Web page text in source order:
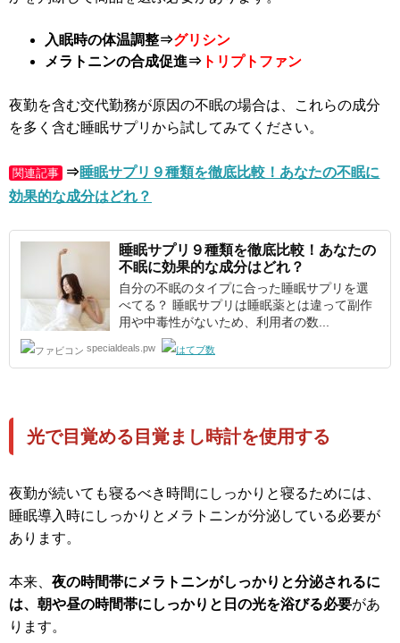
入眠時の体温調整⇒グリシン
メラトニンの合成促進⇒ トリプトファン
夜勤を含む交代勤務が原因の不眠の場合は、これらの成分
を多く含む睡眠サプリから試してみてください。
関連記事 ⇒睡眠サプリ９種類を徹底比較！あなたの不眠に
効果的な成分はどれ？
睡眠サプリ ９種類を徹底比較！あなたの
不眠に効果的な成分はどれ？
自分の不眠のタイプに合った睡眠サプリを選
べてる？ 睡眠サプリは睡眠薬とは違って副作
用や中毒性がないため、利用者の数...
specialdeals.pw
光で目覚める目覚まし時計を使用する
夜勤が続いても寝るべき時間にしっかりと寝るためには、
睡眠導入時にしっかりとメラトニンが分泌している必要が
あります。
本来、 夜の時間帯にメラトニンがしっかりと分泌されるに
は、朝や昼の時間帯にしっかりと日の光を浴びる必要があ
ります。